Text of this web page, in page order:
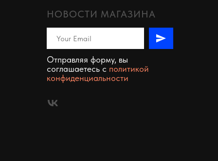
НОВОСТИ МАГАЗИНА
Отправляя форму, вы
соглашаетесь c политикой
конфиденциальности